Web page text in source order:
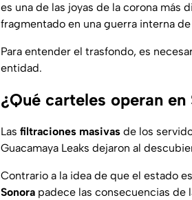
es una de las joyas de la corona más
fragmentado en una guerra interna
Para entender el trasfondo, es
entidad.
¿Qué carteles operan en
Las filtraciones masivas de los
Guacamaya Leaks dejaron al
Contrario a la idea de que el estado
Sonora padece las consecuencias de